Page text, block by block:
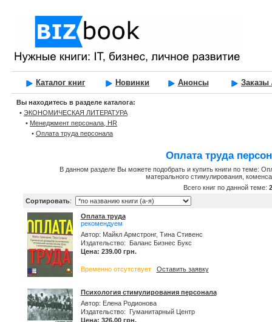
Каталог книг Новинки Анонсы Заказы
Вы находитесь в разделе каталога:
• ЭКОНОМИЧЕСКАЯ ЛИТЕРАТУРА
• Менеджмент персонала, HR
• Оплата труда персонала
Оплата труда
В данном разделе Вы можете подобрать и купить книги по теме:
матерального стимулирования,
Всего книг по данной теме: 2
Сортировать:
Оплата труда
рекомендуем
Автор: Майкл Армстронг, Тина Стивенс
Издательство: Баланс Бизнес Букс
Цена: 239.00 грн.
Временно отсутствует Оставить заявку
Психология стимулирования персонала
Автор: Елена Родионова
Издательство: Гуманитарный Центр
Цена: 326.00 грн.